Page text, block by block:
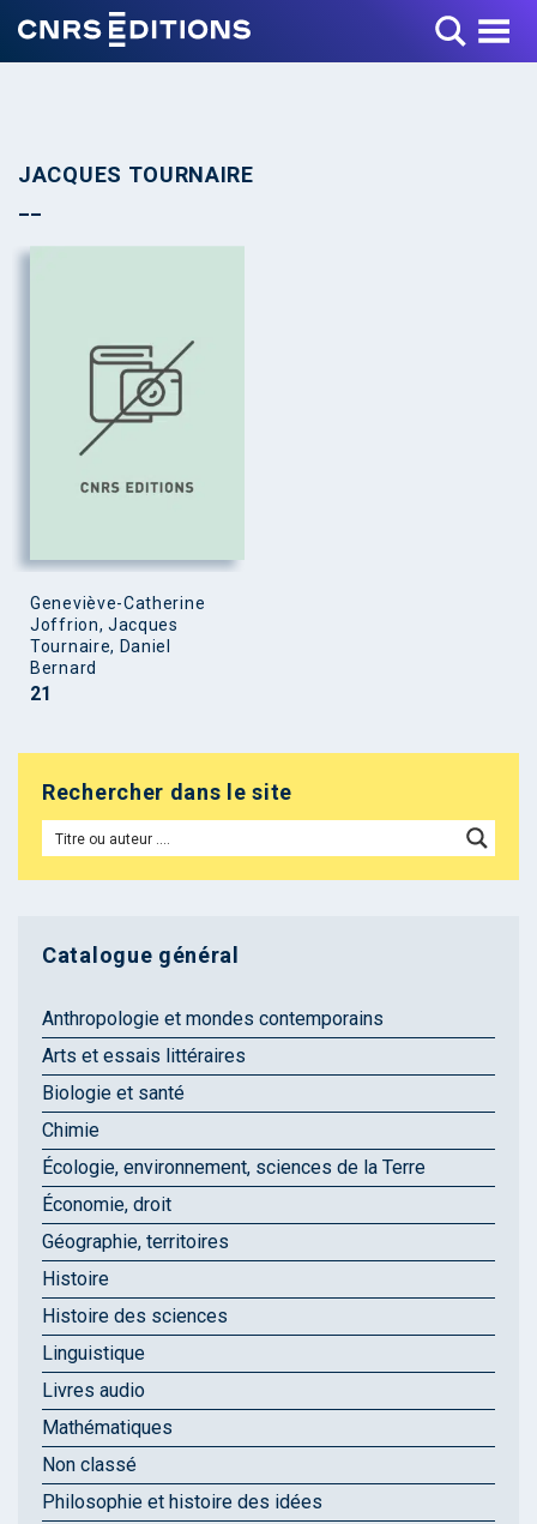
Toggle Menu
JACQUES TOURNAIRE
Geneviève-Catherine
Joffrion, Jacques
Tournaire, Daniel
Bernard
21
Rechercher dans le site
Catalogue général
Anthropologie et mondes contemporains
Arts et essais littéraires
Biologie et santé
Chimie
Écologie, environnement, sciences de la Terre
Économie, droit
Géographie, territoires
Histoire
Histoire des sciences
Linguistique
Livres audio
Mathématiques
Non classé
Philosophie et histoire des idées